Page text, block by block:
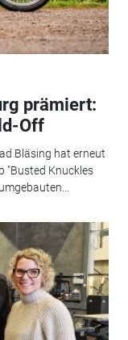
prämiert:
Off
Bläsing hat erneut
"Busted Knuckles